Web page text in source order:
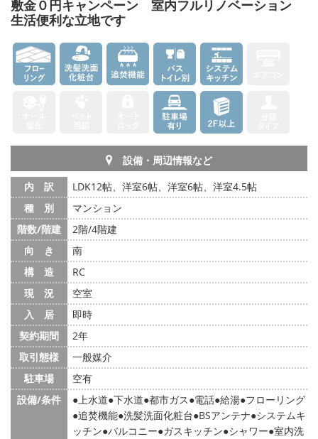
敷金０円キャンペーン 室内フルリノベーション
生活便利な立地です
設備・周辺情報など
内 訳
LDK12帖、洋室6帖、洋室6帖、洋室4.5帖
種 別
マンション
階数/階建
2階/4階建
向 き
南
構 造
RC
現 況
空室
入 居
即時
契約期間
2年
取引態様
一般媒介
駐車場
空有
設備/条件
上水道 下水道 都市ガス 電話 給湯 フローリング
追焚機能 洗髪洗面化粧台 BSアンテナ システムキ
ッチン バルコニー ガスキッチン シャワー 室内洗